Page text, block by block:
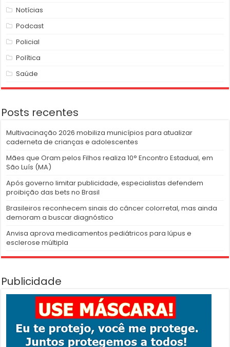
Notícias
Podcast
Policial
Política
Saúde
Posts recentes
Multivacinação 2026 mobiliza municípios para atualizar
caderneta de crianças e adolescentes
Mães que Oram pelos Filhos realiza 10° Encontro Estadual, em
São Luís (MA)
Após governo limitar publicidade, especialistas defendem
proibição das bets no Brasil
Brasileiros reconhecem sinais do câncer colorretal, mas ainda
demoram a buscar diagnóstico
Anvisa aprova medicamentos pediátricos para lúpus e
esclerose múltipla
Publicidade